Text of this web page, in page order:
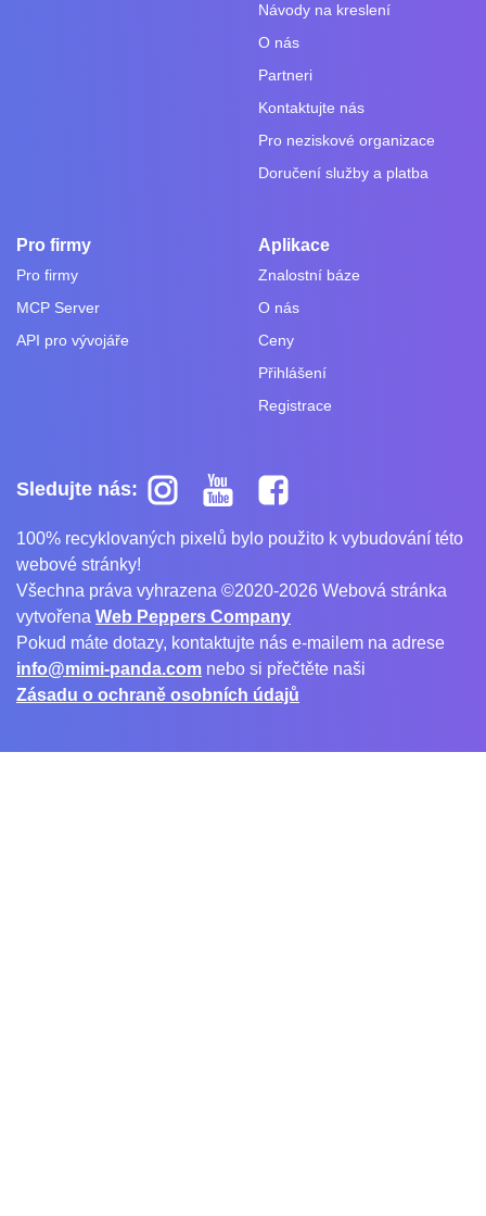
Návody na kreslení
O nás
Partneri
Kontaktujte nás
Pro neziskové organizace
Doručení služby a platba
Pro firmy
Pro firmy
MCP Server
API pro vývojáře
Aplikace
Znalostní báze
O nás
Ceny
Přihlášení
Registrace
Sledujte nás:
100% recyklovaných pixelů bylo použito k vybudování této
webové stránky!
Všechna práva vyhrazena ©2020-2026 Webová stránka
vytvořena Web Peppers Company
Pokud máte dotazy, kontaktujte nás e-mailem na adrese
info@mimi-panda.com nebo si přečtěte naši
Zásadu o ochraně osobních údajů